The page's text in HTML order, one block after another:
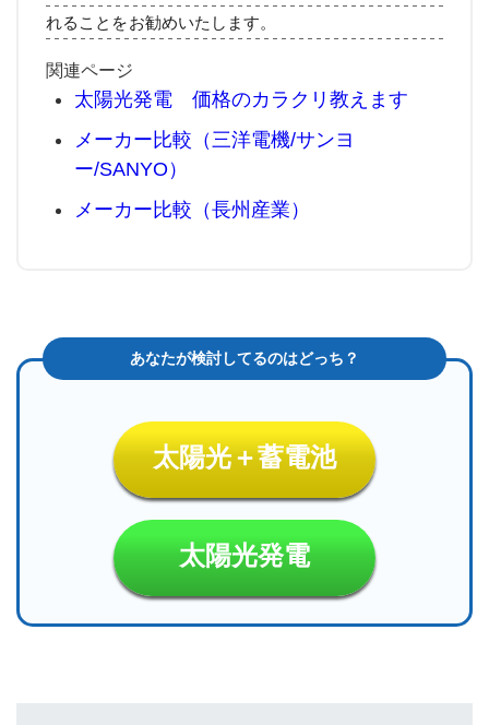
れることをお勧めいたします。
関連ページ
太陽光発電 価格のカラクリ教えます
メーカー比較（三洋電機/サンヨ
ー/SANYO）
メーカー比較（長州産業）
太陽光＋蓄電池
太陽光発電